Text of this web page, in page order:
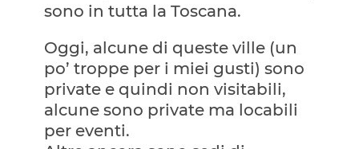
sono in tutta la Toscana.
Oggi, alcune di queste ville (un
po’ troppe per i miei gusti) sono
private e quindi non visitabili,
alcune sono private ma locabili
per eventi.